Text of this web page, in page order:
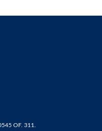
OF. 311.